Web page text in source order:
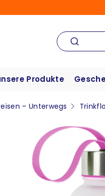
Produkte
– Unterwegs